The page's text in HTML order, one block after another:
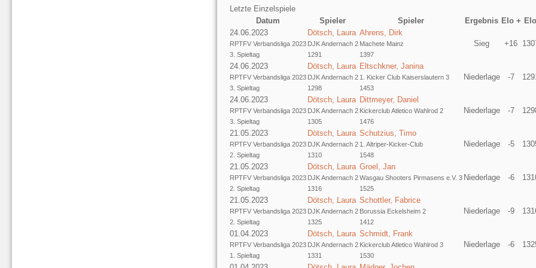
Letzte Einzelspiele
Datum
Spieler Spieler Ergebnis Elo + Elo
24.06.2023
RPTFV Verbandsliga 2023
3. Spieltag
Dötsch, Laura
DJK Andernach 2
1291
Ahrens, Dirk
Machete Mainz
1397
Sieg +16
24.06.2023
RPTFV Verbandsliga 2023
3. Spieltag
Dötsch, Laura
DJK Andernach 2
1298
Eltschkner, Janina
1. Kicker Club Kaiserslautern 3
1453
Niederlage -7
24.06.2023
RPTFV Verbandsliga 2023
3. Spieltag
Dötsch, Laura
DJK Andernach 2
1305
Dittmeyer, Daniel
Kickerclub Atletico Wahlrod 2
1476
Niederlage -7
21.05.2023
RPTFV Verbandsliga 2023
2. Spieltag
Dötsch, Laura
DJK Andernach 2
1310
Schutzius, Timo
1. Altriper-Kicker-Club
1548
Niederlage -5
21.05.2023
RPTFV Verbandsliga 2023
2. Spieltag
Dötsch, Laura
DJK Andernach 2
1316
Groel, Jan
Wasgau Shooters Pirmasens e.V. 3
1525
Niederlage -6
21.05.2023
RPTFV Verbandsliga 2023
2. Spieltag
Dötsch, Laura
DJK Andernach 2
1325
Schottler, Fabrice
Borussia Eckelsheim 2
1412
Niederlage -9
01.04.2023
RPTFV Verbandsliga 2023
1. Spieltag
Dötsch, Laura
DJK Andernach 2
1331
Schmidt, Frank
Kickerclub Atletico Wahlrod 3
1530
Niederlage -6